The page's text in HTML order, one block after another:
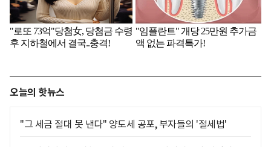
오늘의 핫뉴스
"그 세금 절대 못 낸다" 양도세 공포, 부자들의 '절세법'